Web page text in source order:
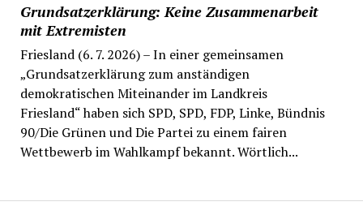
Grundsatzerklärung: Keine Zusammenarbeit
mit Extremisten
Friesland (6. 7. 2026) – In einer gemeinsamen
„Grundsatzerklärung zum anständigen
demokratischen Miteinander im Landkreis
Friesland“ haben sich SPD, SPD, FDP, Linke, Bündnis
90/Die Grünen und Die Partei zu einem fairen
Wettbewerb im Wahlkampf bekannt. Wörtlich...